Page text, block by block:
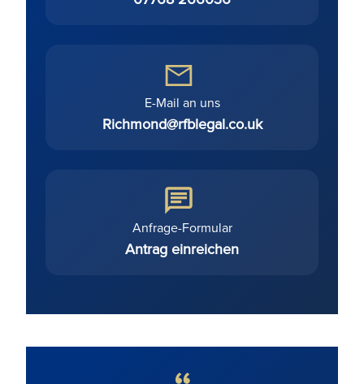
E-Mail an uns
Richmond@rfblegal.co.uk
Anfrage-Formular
Antrag einreichen